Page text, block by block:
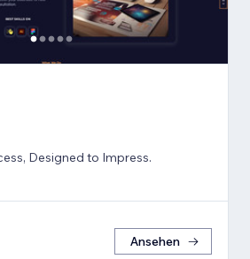
Designed to Impress.
Ansehen